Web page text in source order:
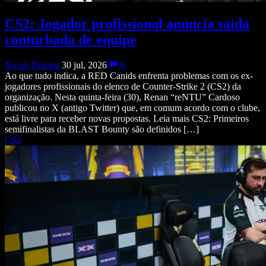
CS2: Jogador profissional anuncia saída
conturbada de equipe
Nicole Pereira 30 jul, 2026
0
Ao que tudo indica, a RED Canids enfrenta problemas com os ex-
jogadores profissionais do elenco de Counter-Strike 2 (CS2) da
organização. Nesta quinta-feira (30), Renan “reNTU” Cardoso
publicou no X (antigo Twitter) que, em comum acordo com o clube,
está livre para receber novas propostas. Leia mais CS2: Primeiros
semifinalistas da BLAST Bounty são definidos […]
CS2